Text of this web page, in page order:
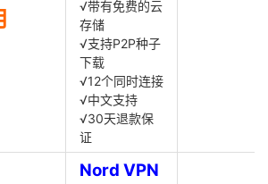
√带有免费的云
存储
√支持P2P种子
下载
√12个同时连接
√中文支持
√30天退款保
证
Nord VPN